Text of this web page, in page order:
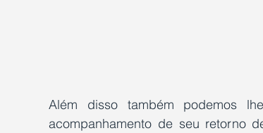
Além disso também podemos
acompanhamento de seu retorno